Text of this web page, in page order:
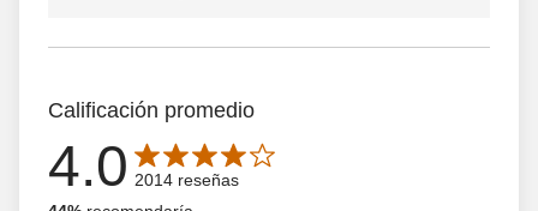
Calificación promedio
4.0
Average rating is 4.0 out of 5 stars with 2014 reseñas
2014 reseñas